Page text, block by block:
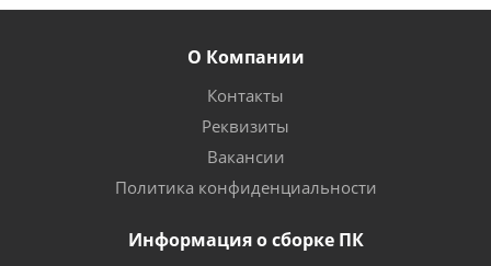
О Компании
Контакты
Реквизиты
Вакансии
Политика конфиденциальности
Информация о сборке ПК